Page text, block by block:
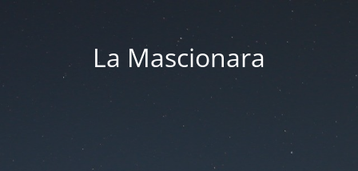
La Mascionara